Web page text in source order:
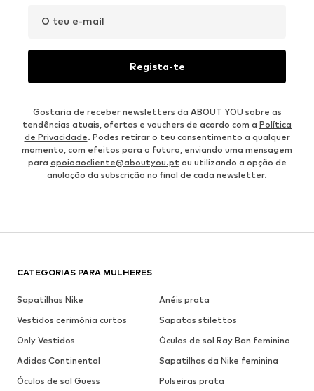
O teu e-mail
Regista-te
Gostaria de receber newsletters da ABOUT YOU sobre as
tendências atuais, ofertas e vouchers de acordo com a Política
de Privacidade. Podes retirar o teu consentimento a qualquer
momento, com efeitos para o futuro, enviando uma mensagem
para apoioaocliente@aboutyou.pt ou utilizando a opção de
anulação da subscrição no final de cada newsletter.
CATEGORIAS PARA MULHERES
Sapatilhas Nike
Anéis prata
Vestidos cerimónia curtos
Sapatos stilettos
Only Vestidos
Óculos de sol Ray Ban feminino
Adidas Continental
Sapatilhas da Nike feminina
Óculos de sol Guess
Pulseiras prata